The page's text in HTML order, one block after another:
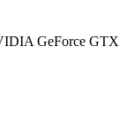
GeForce GTX